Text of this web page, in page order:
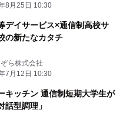
8月25日 10:30
デイサービス×通信制高校サ
の新たなカタチ
ら株式会社
7月12日 10:30
キッチン 通信制短期大学生が
話型調理」